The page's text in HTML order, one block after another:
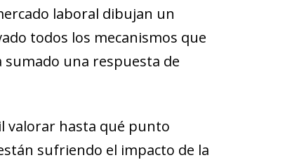
laboral dibujan un
todos los mecanismos que
una respuesta de
valorar hasta qué punto
sufriendo el impacto de la